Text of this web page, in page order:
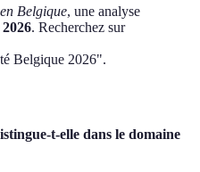
Belgique, une analyse
2026. Recherchez sur
Belgique 2026".
t-elle dans le domaine